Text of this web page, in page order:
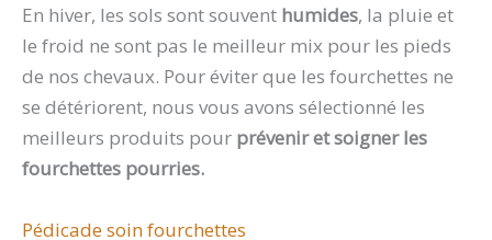
En hiver, les sols sont souvent humides, la pluie et
le froid ne sont pas le meilleur mix pour les pieds
de nos chevaux. Pour éviter que les fourchettes ne
se détériorent, nous vous avons sélectionné les
meilleurs produits pour prévenir et soigner les
fourchettes pourries.
Pédicade soin fourchettes